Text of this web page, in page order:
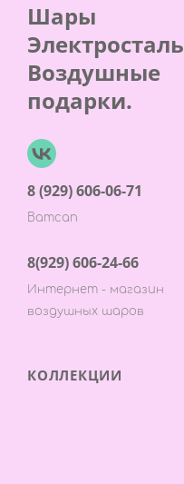
Шары
Электросталь
Воздушные
подарки.
8 (929) 606-06-71
Ватсап
8(929) 606-24-66
Интернет - магазин
воздушных шаров
КОЛЛЕКЦИИ